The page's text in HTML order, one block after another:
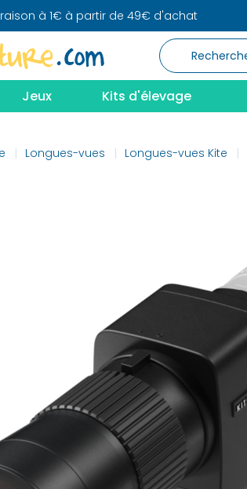
à 1€ à partir de 49€ d'achat
Jeux Kits d'élevage
Longues-vues Longues-vues Kite